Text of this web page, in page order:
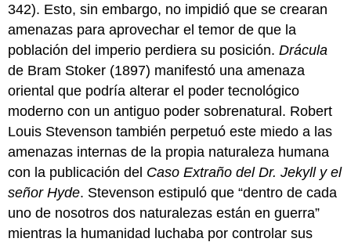
342). Esto, sin embargo, no impidió que se crearan
amenazas para aprovechar el temor de que la
población del imperio perdiera su posición.Drácula
de Bram Stoker (1897) manifestó una amenaza
oriental que podría alterar el poder tecnológico
moderno con un antiguo poder sobrenatural. Robert
Louis Stevenson también perpetuó este miedo a las
amenazas internas de la propia naturaleza humana
con la publicación del Caso Extraño del Dr. Jekyll y el
señor Hyde. Stevenson estipuló que “dentro de cada
uno de nosotros dos naturalezas están en guerra”
mientras la humanidad luchaba por controlar sus